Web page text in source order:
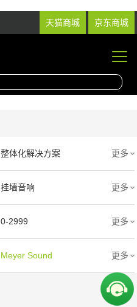
天猫商城 京东商城
整体化解决方案
投影产品
幕布产品
智能产品
更多
挂墙音响
低音炮
更多
0-2999
1万-5万
更多
Meyer Sound 更多